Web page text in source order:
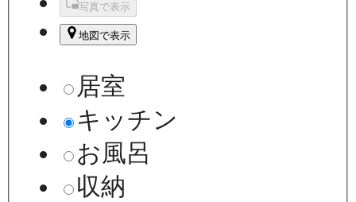
写真で表示
地図で表示
居室
キッチン
お風呂
収納